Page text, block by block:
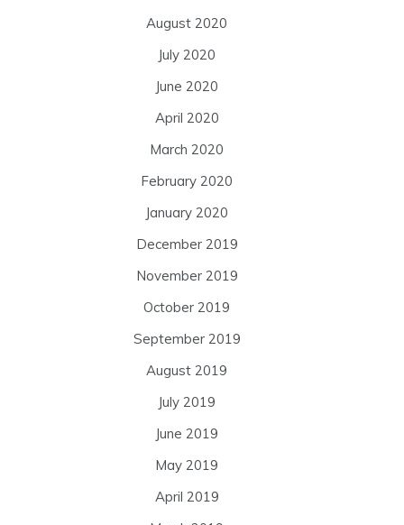
August 2020
July 2020
June 2020
April 2020
March 2020
February 2020
January 2020
December 2019
November 2019
October 2019
September 2019
August 2019
July 2019
June 2019
May 2019
April 2019